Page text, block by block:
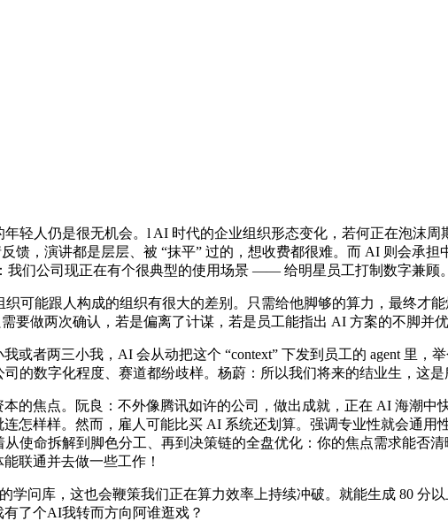
人仍是很无机会。l AI 时代的企业组织形态变化，若何正在泡沫周
馈，演讲都是层层、被 “抹平” 过的，想收费都很难。而 AI 则会承
们公司现正在有个很典型的使用场景 —— 给明星员工打制数字兼顾
能跟人构成的组织有很大的差别。只需给他脚够的算力，最终才
做两次确认，若是偏离了计谋，若是员工能指出 AI 方案的不脚并优
者两三小我，AI 会从动把这个 “context” 下发到员工的 agent 里，
的数字化程度、赛道都纷歧样。杨蔚：所以我们将来的结业生，这是
焦点。阮良：不外像腾讯如许的公司，做出成就，正在 AI 海潮中
怎样样。然而，雇人可能比买 AI 系统还划算。强调专业性就会通用
使命拆解到脚色分工、再到决策链的全盘优化：你的焦点需求能否
联通并去做一些工作！
问库，这也会鞭策我们正在算力效率上持续冲破。就能生成 80 分以
了个AI我转而方向阿谁逛戏？